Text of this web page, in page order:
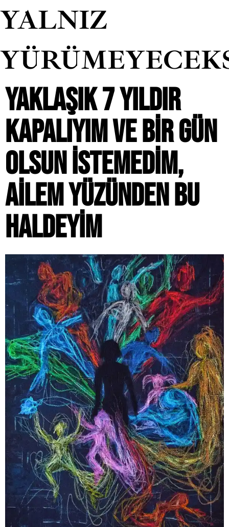
YALNIZ
YAKLAŞIK 7 YILDIR
KAPALIYIM VE BIR GÜN
OLSUN ISTEMEDIM,
AILEM YÜZÜNDEN BU
HALDEYIM